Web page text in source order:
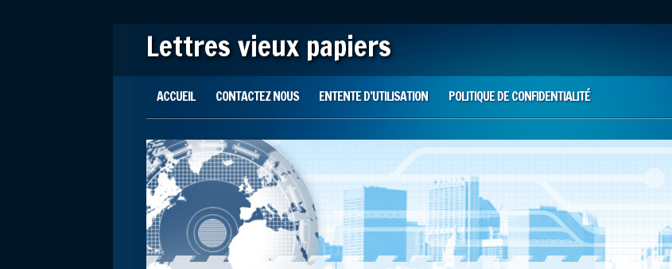
Lettres vieux papiers
Main menu
ACCUEIL CONTACTEZ NOUS ENTENTE D’UTILISATION POLITIQUE DE CONFIDENTIALITÉ